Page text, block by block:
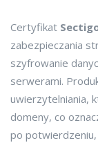
Certyfikat
zabezpieczania
szyfrowanie
serwerami.
uwierzytelniania,
domeny, co
po